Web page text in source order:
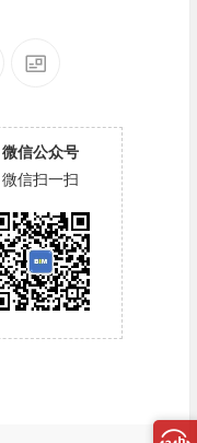
微信公众号
微信扫一扫